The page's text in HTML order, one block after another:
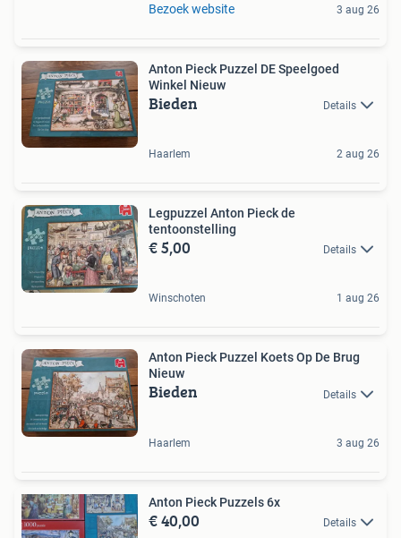
Bezoek website 3 aug 26
Anton Pieck Puzzel DE Speelgoed
Winkel Nieuw
Bieden Details
Haarlem 2 aug 26
Legpuzzel Anton Pieck de
tentoonstelling
€ 5,00 Details
Winschoten 1 aug 26
Anton Pieck Puzzel Koets Op De Brug
Nieuw
Bieden Details
Haarlem 3 aug 26
Anton Pieck Puzzels 6x
€ 40,00 Details